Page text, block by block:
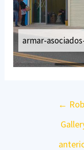
armar-
Navegación
entradas
←